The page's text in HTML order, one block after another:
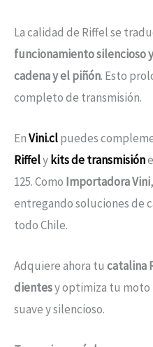
La calidad de Riffel se
funcionamiento silencioso
cadena y el piñón. Esto
completo de transmisión.
EnVini.clpuedes
Riffelykits de transmisión
125. Como Importadora Vini
entregando soluciones de
todo Chile.
Adquiere ahora tu catalina
dientesy optimiza tu moto
suave y silencioso.